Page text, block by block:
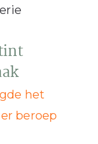
het
beroep